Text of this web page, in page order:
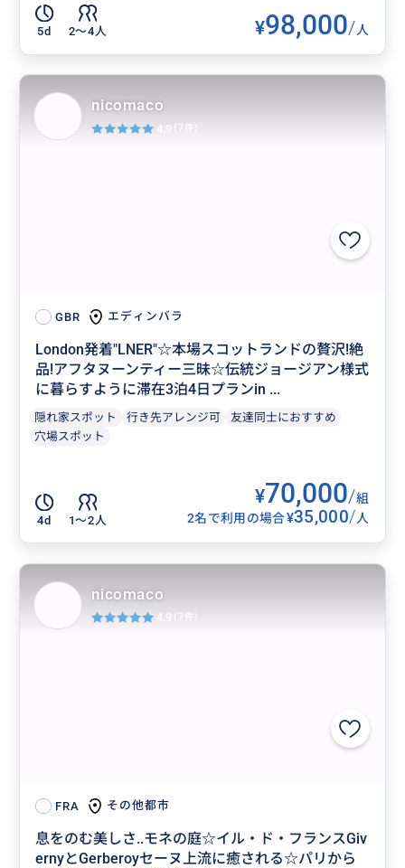
5d 2〜4人 ¥98,000/人
GBR エディンバラ
London発着"LNER"☆本場スコットランドの贅沢!絶
品!アフタヌーンティー三昧☆伝統ジョージアン様式
に暮らすように滞在3泊4日プランin ...
隠れ家スポット 行き先アレンジ可
友達同士におすすめ
穴場スポット
4d 1〜2人
¥70,000/組
2名で利用の場合¥35,000/人
nicomaco
4.9 (7件)
FRA その他都市
息をのむ美しさ..モネの庭☆イル・ド・フランスGiv
ernyとGerberoyセーヌ上流に癒される☆パリから
nicomaco
4.9 (7件)